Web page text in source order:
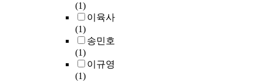
(1)
이육사
(1)
송민호
(1)
이규영
(1)